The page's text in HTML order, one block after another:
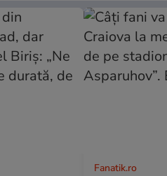
Fanatik.ro